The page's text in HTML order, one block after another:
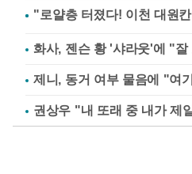
화사, 젠슨 황 '샤라웃'에 "
제니, 동거 여부 물음에 "여
권상우 "내 또래 중 내가 제